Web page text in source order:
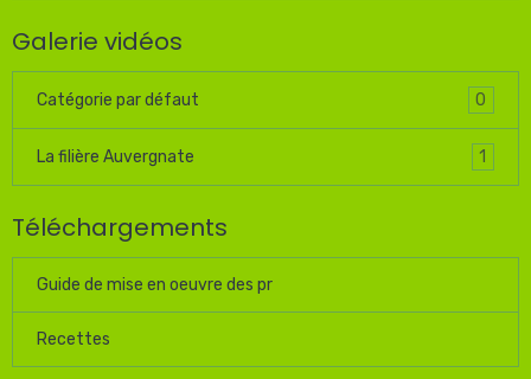
Galerie vidéos
Catégorie par défaut 0
La filière Auvergnate 1
Téléchargements
Guide de mise en oeuvre des pr
Recettes